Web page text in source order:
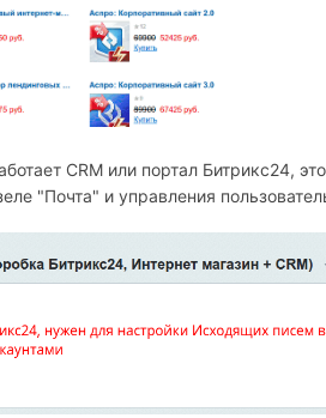
СRM или портал Битрикс24,
"Почта" и управления